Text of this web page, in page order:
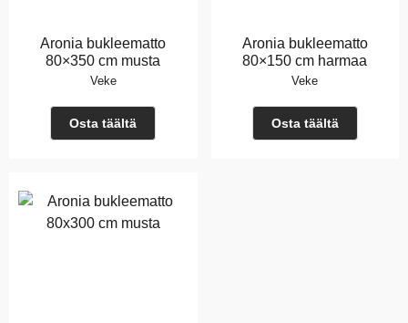
Aronia bukleematto
80×350 cm musta
Veke
Osta täältä
Aronia bukleematto
80×150 cm harmaa
Veke
Osta täältä